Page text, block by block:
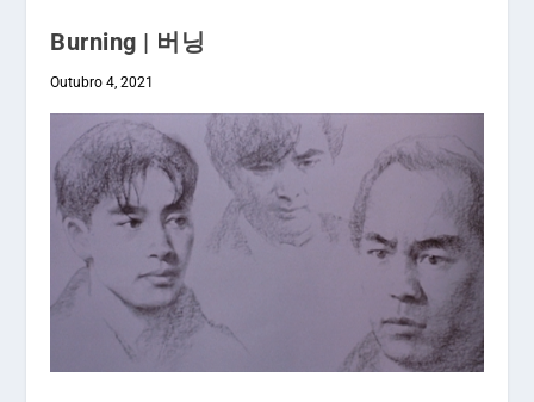
Burning | 버닝
Outubro 4, 2021